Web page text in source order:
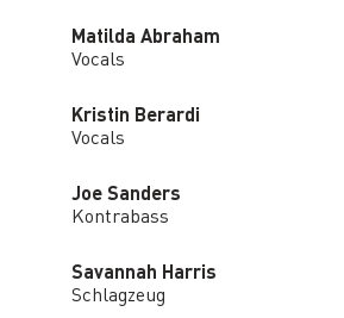
Matilda Abraham
Vocals
Kristin Berardi
Vocals
Joe Sanders
Kontrabass
Savannah Harris
Schlagzeug